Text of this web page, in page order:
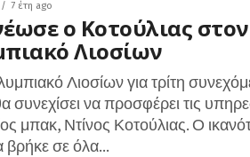
7 έτη ago
ο Κοτούλιας στον
Λιοσίων
Λιοσίων για τρίτη
συνεχίσει να προσφέρει τις
μπακ, Ντίνος Κοτούλιας. Ο
βρήκε σε όλα...